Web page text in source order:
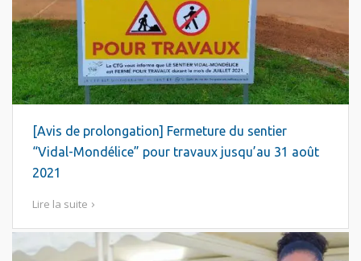
[Avis de prolongation] Fermeture du sentier
“Vidal-Mondélice” pour travaux jusqu’au 31 août
2021
Lire la suite